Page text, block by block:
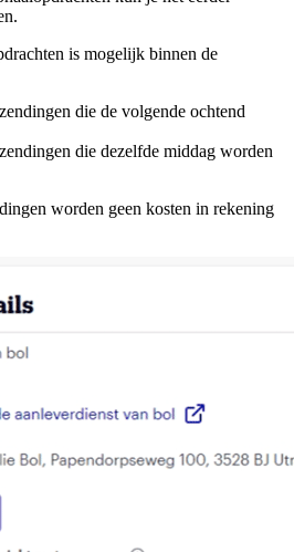
is mogelijk binnen de
die de volgende ochtend
die dezelfde middag worden
worden geen kosten in rekening